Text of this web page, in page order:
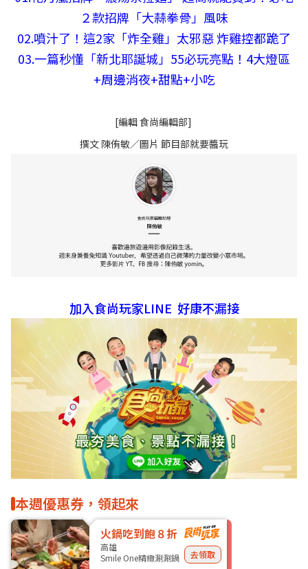
２款招牌「大蒜拳骨」風味
02.噴汁了！這2家「炸全雞」太邪惡 炸雞控都跪了
03.一篇秒懂「新北耶誕城」55必玩亮點！4大燈區
+周邊消夜+甜點+小吃
[編輯 食尚編輯部]
撰文 陳侑敏／圖片 節目部就要醬玩
加入食尚玩家LINE 好康不漏接
本週優惠券，領起來
火鍋吃到飽８折
高雄
Smile One精緻涮涮鍋
去領取